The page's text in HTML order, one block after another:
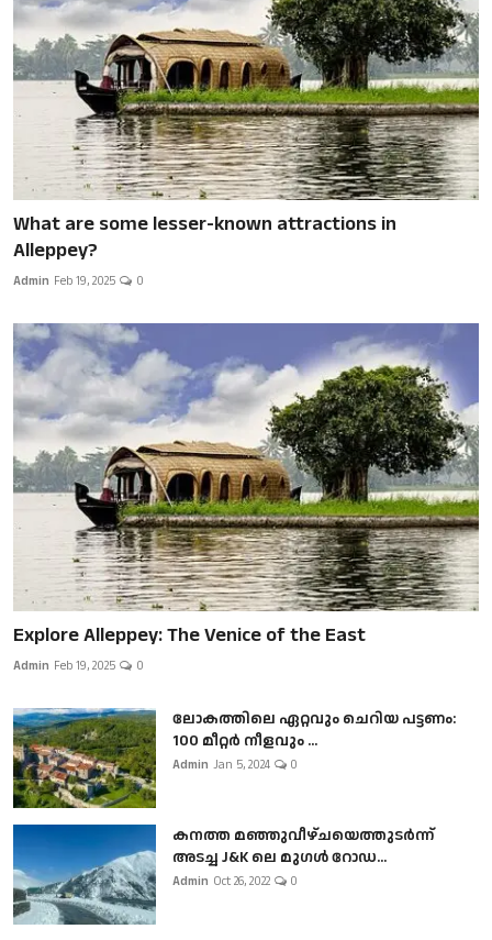
What are some lesser-known attractions in
Alleppey?
Admin Feb 19, 2025 0
Explore Alleppey: The Venice of the East
Admin Feb 19, 2025 0
ലോകത്തിലെ ഏറ്റവും ചെറിയ പട്ടണം:
100 മീറ്റർ നീളവും ...
Admin Jan 5, 2024 0
കനത്ത മഞ്ഞുവീഴ്ചയെത്തുടർന്ന്
അടച്ച J&K ലെ മുഗൾ റോഡ...
Admin Oct 26, 2022 0